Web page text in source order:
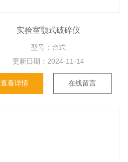
实验室颚式破碎仪
型号：台式
更新日期： 2024-11-14
查看详情 在线留言